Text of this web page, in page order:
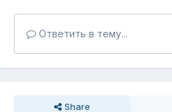
Ответить в тему...
Share